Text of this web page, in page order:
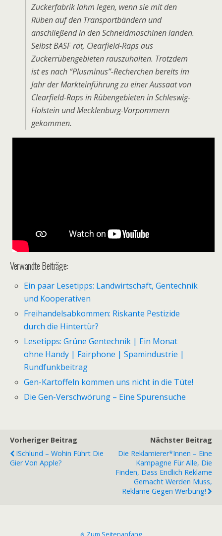
Zuckerfabrik lahm legen, wenn sie mit den
Rüben auf den Transportbändern und
anschließend in den Schneidmaschinen landen.
Selbst BASF rät, Clearfield-Raps aus
Zuckerrübengebieten rauszuhalten. Trotzdem
ist es nach “Plusminus”-Recherchen bereits im
Jahr der Markteinführung zu einer Aussaat von
Clearfield-Raps in Rübengebieten in Schleswig-
Holstein und Mecklenburg-Vorpommern
gekommen.
Verwandte Beiträge:
Ein paar Lesetipps: Landwirtschaft, Gentechnik
und Kooperativen
Freihandelsabkommen: Riskante Pestizide
durch die Hintertür?
Lesetipps: Grüne Gentechnik | Ein Monat
ohne Handy | Fairphone | Spamindustrie |
Rundfunkbeitrag
Gen-Kartoffeln kommen uns nicht in die Tüte!
Die Gen-Verschwörung – Eine Spurensuche
Vorheriger Beitrag
ISchlund – Wohin Führt Die
Gier Von Apple?
Nächster Beitrag
Die Reklamierer*innen – Eine
Kampagne Für Alle, Die
Finden, Dass Endlich Reklame
Gemacht Werden Muss,
Reklame Gegen Werbung!
Zum Seitenanfang